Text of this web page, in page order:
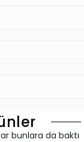
bunlara da baktı